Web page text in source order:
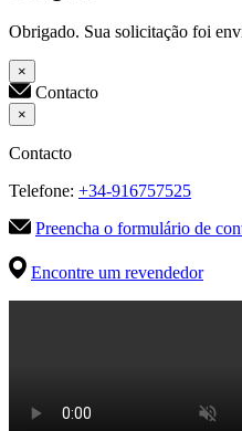
Obrigado. Sua solicitação foi
×
Contacto
×
Contacto
Telefone: +34-916757525
Preencha o formulário de
Encontre um revendedor